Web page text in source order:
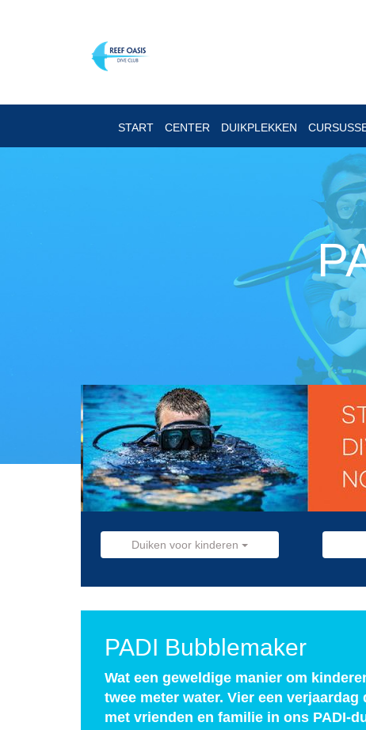
START CENTER DUIKPLEKKEN
Duiken voor kinderen
PADI Bubblemaker
Wat een geweldige manier om
twee meter water. Vier een
met vrienden en familie in ons PADI-